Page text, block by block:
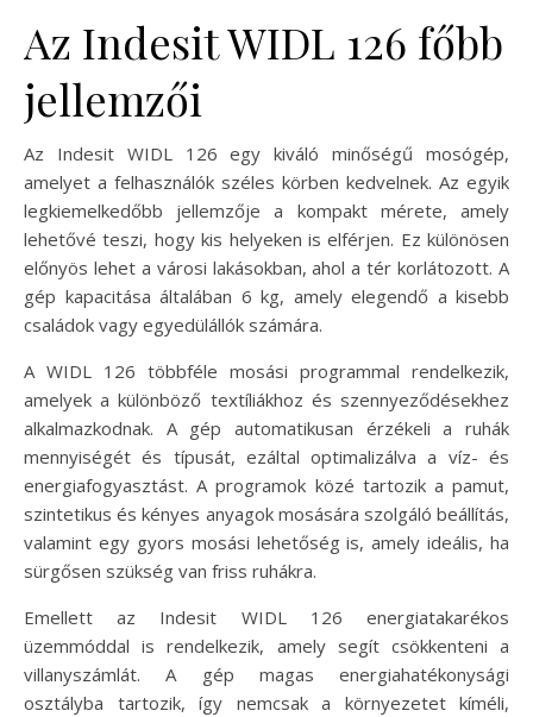
Az Indesit WIDL 126 főbb
jellemzői
Az Indesit WIDL 126 egy kiváló minőségű mosógép,
amelyet a felhasználók széles körben kedvelnek. Az egyik
legkiemelkedőbb jellemzője a kompakt mérete, amely
lehetővé teszi, hogy kis helyeken is elférjen. Ez különösen
előnyös lehet a városi lakásokban, ahol a tér korlátozott. A
gép kapacitása általában 6 kg, amely elegendő a kisebb
családok vagy egyedülállók számára.
A WIDL 126 többféle mosási programmal rendelkezik,
amelyek a különböző textíliákhoz és szennyeződésekhez
alkalmazkodnak. A gép automatikusan érzékeli a ruhák
mennyiségét és típusát, ezáltal optimalizálva a víz- és
energiafogyasztást. A programok közé tartozik a pamut,
szintetikus és kényes anyagok mosására szolgáló beállítás,
valamint egy gyors mosási lehetőség is, amely ideális, ha
sürgősen szükség van friss ruhákra.
Emellett az Indesit WIDL 126 energiatakarékos
üzemmóddal is rendelkezik, amely segít csökkenteni a
villanyszámlát. A gép magas energiahatékonysági
osztályba tartozik, így nemcsak a környezetet kíméli,